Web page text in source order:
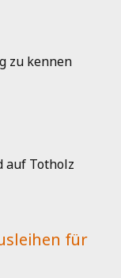
zu kennen
auf Totholz
für